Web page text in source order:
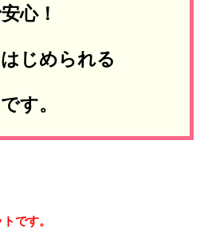
心！
じめられる
す。
です。